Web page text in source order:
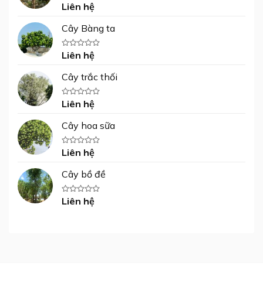
Được
0
5
Liên hệ
Cây Bàng ta
Được
0
5
Liên hệ
Cây trắc thối
Được
0
5
Liên hệ
Cây hoa sữa
Được
0
5
Liên hệ
Cây bồ đề
Được
Liên hệ